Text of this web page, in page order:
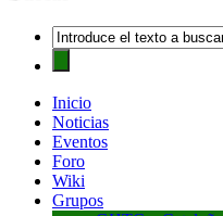
Inicio
Noticias
Eventos
Foro
Wiki
Grupos